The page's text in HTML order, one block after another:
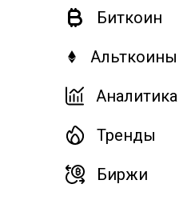
Биткоин
Альткоины
Аналитика
Тренды
Биржи